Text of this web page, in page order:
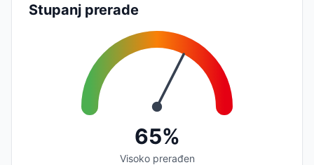
Stupanj prerade
65%
Visoko prerađen